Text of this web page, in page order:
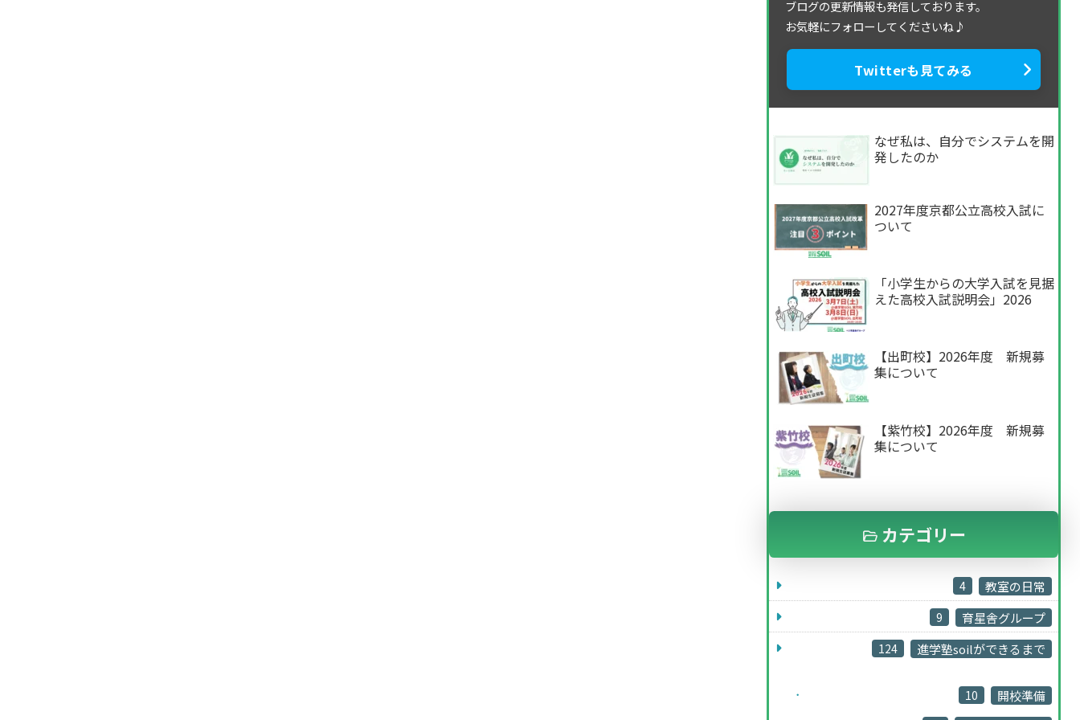
ブログの更新情報も発信しております。
お気軽にフォローしてくださいね♪
Twitterも見てみる
なぜ私は、自分でシステムを開
発したのか
2027年度京都公立高校入試に
ついて
「小学生からの大学入試を見据
えた高校入試説明会」2026
【出町校】2026年度 新規募
集について
【紫竹校】2026年度 新規募
集について
カテゴリー
教室の日常
4
育星舎グループ
9
進学塾soilができるまで
124
開校準備
10